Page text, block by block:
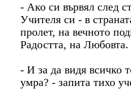
- Ако си вървял след
Учителя си - в
пролет, на вечното
Радостта, на Любовта.
- И за да видя всичко
умра? - запита тихо